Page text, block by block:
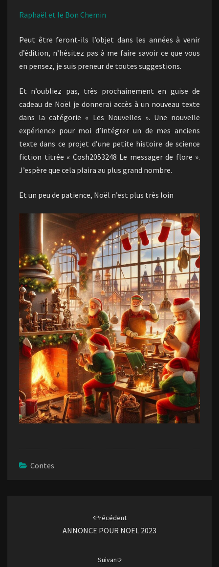
Raphaël et le Bon Chemin
Peut être feront-ils l’objet dans les années à venir
d’édition, n’hésitez pas à me faire savoir ce que vous
en pensez, je suis preneur de toutes suggestions.
Et n’oubliez pas, très prochainement en guise de
cadeau de Noël je donnerai accès à un nouveau texte
dans la catégorie « Les Nouvelles ». Une nouvelle
expérience pour moi d’intégrer un de mes anciens
texte dans ce projet d’une petite histoire de science
fiction titrée « Cosh2053248 Le messager de flore ».
J’espère que cela plaira au plus grand nombre.
Et un peu de patience, Noël n’est plus très loin
Contes
Précédent
ANNONCE POUR NOEL 2023
Suivant